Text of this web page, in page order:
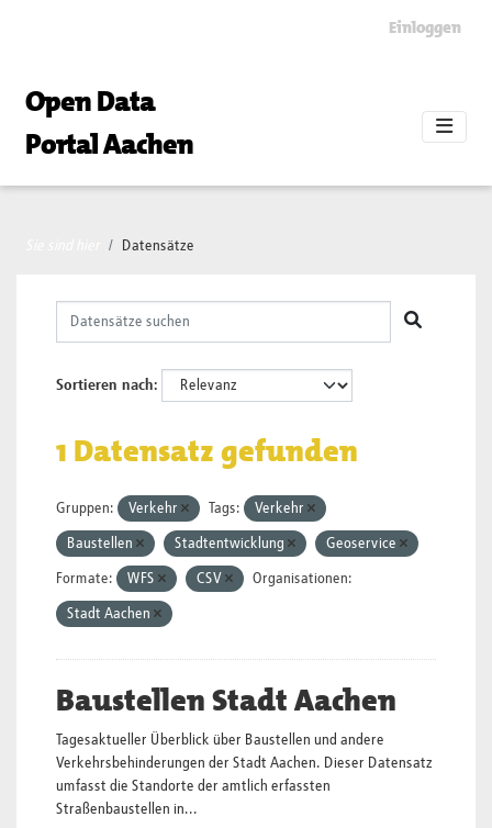
Einloggen
Open Data
Portal Aachen
Datensätze
Sortieren nach
1 Datensatz gefunden
Gruppen: Verkehr Tags: Verkehr
Baustellen Stadtentwicklung Geoservice
Formate: WFS CSV Organisationen:
Stadt Aachen
Baustellen Stadt Aachen
Tagesaktueller Überblick über Baustellen und andere
Verkehrsbehinderungen der Stadt Aachen. Dieser Datensatz
umfasst die Standorte der amtlich erfassten
Straßenbaustellen in...